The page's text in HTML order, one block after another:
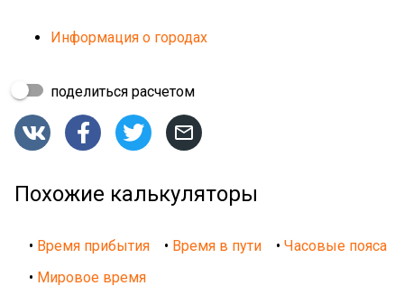
Информация о городах
поделиться расчетом
   
Похожие калькуляторы
• Время прибытия • Время в пути • Часовые пояса
• Мировое время